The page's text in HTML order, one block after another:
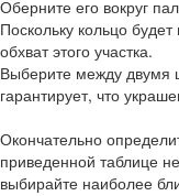
Оберните его вокруг
Поскольку кольцо
обхват этого участка.
Выберите между двумя
гарантирует, что
Окончательно
приведенной таблице
выбирайте наиболее